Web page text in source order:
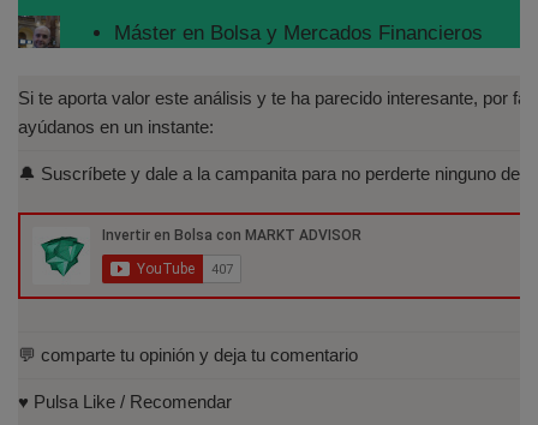
Máster en Bolsa y Mercados Financieros
asesoramiento financiero (MIFID II):
https://www.cnmv.es/portal/Titulos-
Cuantitativo (IEB).
Licenciado en Informática por la Universidad
Politécnica de Madrid(UPM)
Si te aporta valor este análisis y te ha parecido interesante, por
ayúdanos en un instante:
🔔 Suscríbete y dale a la campanita para no perderte ninguno de
💬 comparte tu opinión y deja tu comentario
♥️ Pulsa Like / Recomendar